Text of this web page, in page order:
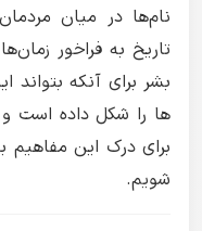
نام‌ها در میان
تاریخ به فراخور
بشر برای آنکه بتواند
ها را شکل داده است و
برای درک این مفاهیم
شویم.